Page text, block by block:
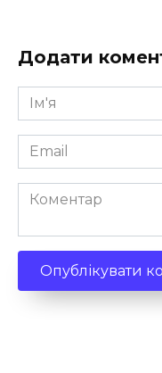
Додати
Ім'я
*
Email
*
Коментар